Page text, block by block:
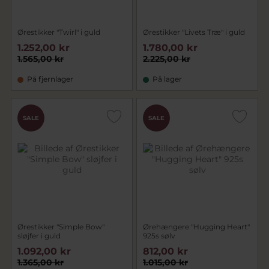
Ørestikker "Twirl" i guld
1.565,00 kr
1.252,00 kr
På fjernlager
Ørestikker "Livets Træ" i guld
2.225,00 kr
1.780,00 kr
På lager
SALE
Ørestikker "Simple Bow"
sløjfer i guld
1.365,00 kr
1.092,00 kr
SALE
Ørehængere "Hugging Heart"
925s sølv
1.015,00 kr
812,00 kr